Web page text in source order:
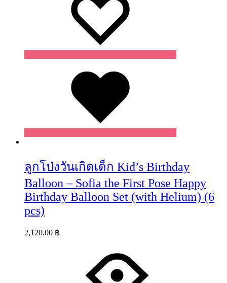
ลูกโป่งวันเกิดเด็ก Kid’s Birthday
Balloon – Sofia the First Pose Happy
Birthday Balloon Set (with Helium) (6
pcs)
2,120.00 ฿